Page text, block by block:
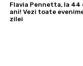
Flavia Pennetta, la 44
ani! Vezi toate
zilei